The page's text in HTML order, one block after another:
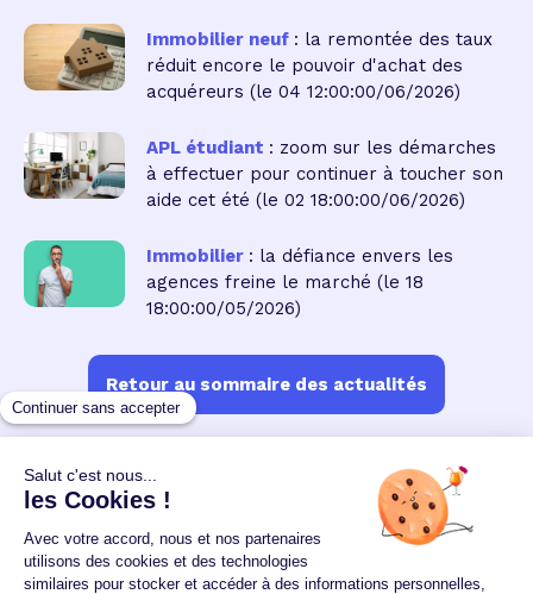
Immobilier neuf : la remontée des taux
réduit encore le pouvoir d'achat des
acquéreurs (le 04 12:00:00/06/2026)
APL étudiant : zoom sur les démarches
à effectuer pour continuer à toucher son
aide cet été (le 02 18:00:00/06/2026)
Immobilier : la défiance envers les
agences freine le marché (le 18
18:00:00/05/2026)
Retour au sommaire des actualités
Un crédit vous engage et doit être remboursé.
Vérifiez vos capacités de remboursement avant de